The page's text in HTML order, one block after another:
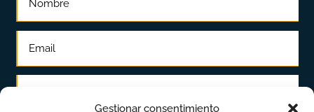
Gestionar consentimiento